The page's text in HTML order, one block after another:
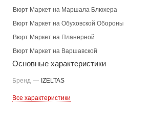
Вюрт Маркет на Маршала Блюхера
Вюрт Маркет на Обуховской Обороны
Вюрт Маркет на Планерной
Вюрт Маркет на Варшавской
Основные характеристики
Бренд — IZELTAS
Все характеристики